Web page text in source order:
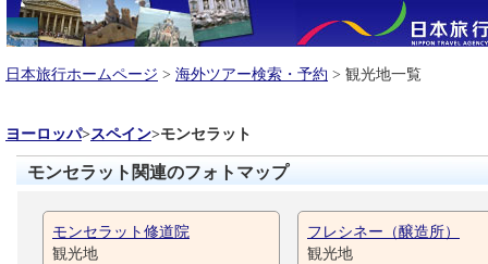
日本旅行ホームページ > 海外ツアー検索・予約 > 観光地一覧
ヨーロッパ>スペイン>モンセラット
モンセラット関連のフォトマップ
モンセラット修道院
観光地
フレシネー（醸造所）
観光地